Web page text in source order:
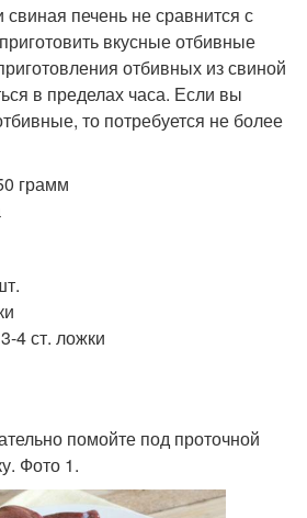
печень не сравнится с
вкусные отбивные
отбивных из свиной
в пределах часа. Если вы
то потребуется не более
грамм
4 ст. ложки
помойте под проточной
Фото 1.